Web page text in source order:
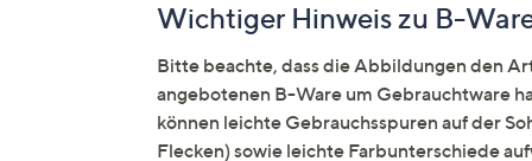
Wichtiger Hinweis zu B-
Bitte beachte, dass die Abbildungen den
angebotenen B-Ware um Gebrauchtware
können leichte Gebrauchsspuren auf der
Flecken) sowie leichte Farbunterschiede